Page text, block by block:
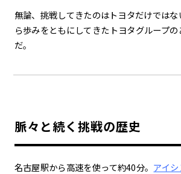
コーポレート
モビリティカンパニー
無論、挑戦してきたのはトヨタだけでは
ら歩みをともにしてきたトヨタグループ
だ。
脈々と続く挑戦の歴史
名古屋駅から高速を使って約40分。 アイ